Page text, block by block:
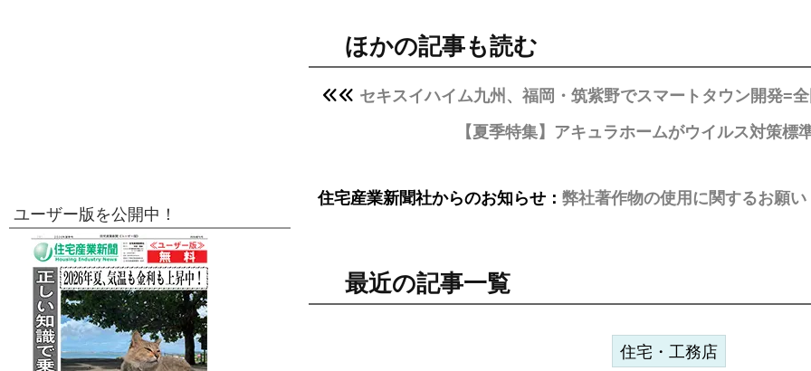
ほかの記事も読む
セキスイハイム九州、福岡・筑紫野でスマートタウン開発=
【夏季特集】アキュラホームがウイルス対策
住宅産業新聞社からのお知らせ： 弊社著作物の使用に関するお願い
最近の記事一覧
住宅・工務店
ユーザー版を公開中！